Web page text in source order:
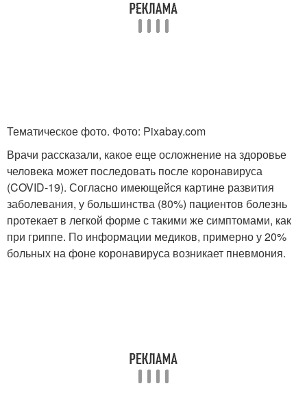
Тематическое фото. Фото: Pixabay.com
Врачи рассказали, какое еще осложнение на здоровье
человека может последовать после коронавируса
(COVID-19). Согласно имеющейся картине развития
заболевания, у большинства (80%) пациентов болезнь
протекает в легкой форме с такими же симптомами, как
при гриппе. По информации медиков, примерно у 20%
больных на фоне коронавируса возникает пневмония.